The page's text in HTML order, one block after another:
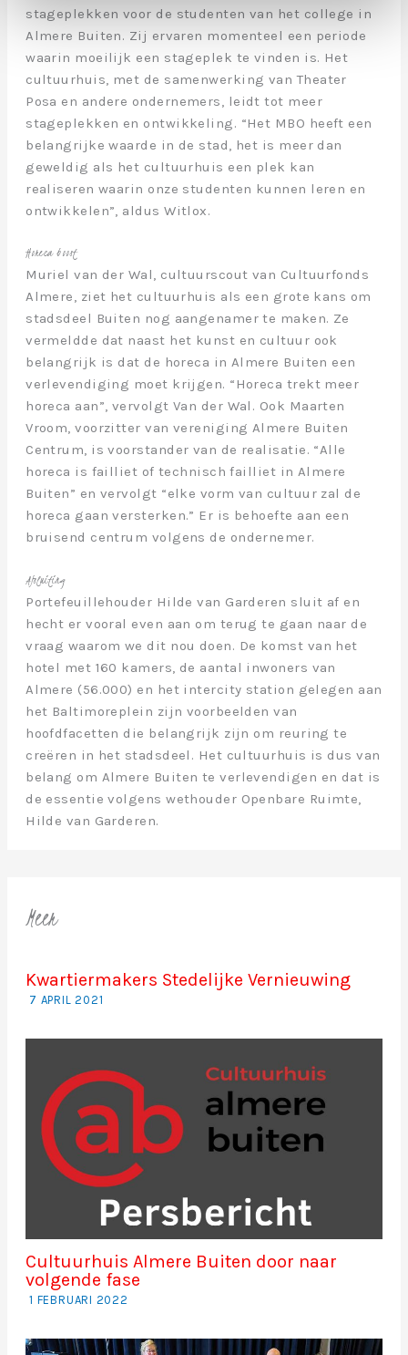
stageplekken voor de studenten van het college in
Almere Buiten. Zij ervaren momenteel een periode
waarin moeilijk een stageplek te vinden is. Het
cultuurhuis, met de samenwerking van Theater
Posa en andere ondernemers, leidt tot meer
stageplekken en ontwikkeling. “Het MBO heeft een
belangrijke waarde in de stad, het is meer dan
geweldig als het cultuurhuis een plek kan
realiseren waarin onze studenten kunnen leren en
ontwikkelen”, aldus Witlox.
Horeca boost
Muriel van der Wal, cultuurscout van Cultuurfonds
Almere, ziet het cultuurhuis als een grote kans om
stadsdeel Buiten nog aangenamer te maken. Ze
vermeldde dat naast het kunst en cultuur ook
belangrijk is dat de horeca in Almere Buiten een
verlevendiging moet krijgen. “Horeca trekt meer
horeca aan”, vervolgt Van der Wal. Ook Maarten
Vroom, voorzitter van vereniging Almere Buiten
Centrum, is voorstander van de realisatie. “Alle
horeca is failliet of technisch failliet in Almere
Buiten” en vervolgt “elke vorm van cultuur zal de
horeca gaan versterken.” Er is behoefte aan een
bruisend centrum volgens de ondernemer.
Afsluiting
Portefeuillehouder Hilde van Garderen sluit af en
hecht er vooral even aan om terug te gaan naar de
vraag waarom we dit nou doen. De komst van het
hotel met 160 kamers, de aantal inwoners van
Almere (56.000) en het intercity station gelegen aan
het Baltimoreplein zijn voorbeelden van
hoofdfacetten die belangrijk zijn om reuring te
creëren in het stadsdeel. Het cultuurhuis is dus van
belang om Almere Buiten te verlevendigen en dat is
de essentie volgens wethouder Openbare Ruimte,
Hilde van Garderen.
Meer
Kwartiermakers Stedelijke Vernieuwing
7 APRIL 2021
Cultuurhuis Almere Buiten door naar
volgende fase
1 FEBRUARI 2022